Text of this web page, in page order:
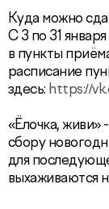
Куда можно
С 3 по 31
в пункты
расписание
здесь: https://
«Ёлочка, живи»
сбору
для
выхаживаются